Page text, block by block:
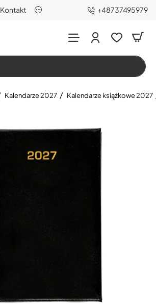
Kontakt +48737495979
Kalendarze 2027 Kalendarze książkowe 2027